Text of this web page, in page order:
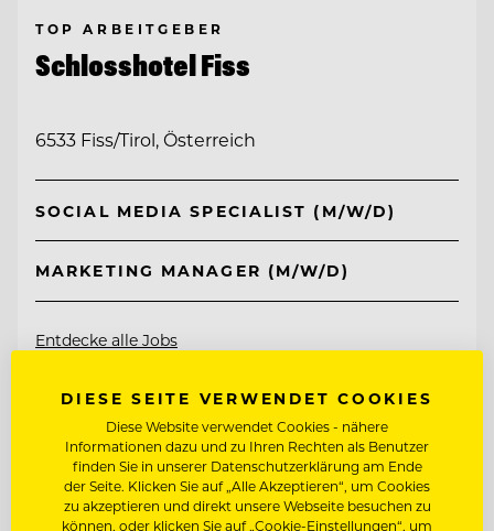
TOP ARBEITGEBER
Schlosshotel Fiss
6533 Fiss/Tirol, Österreich
SOCIAL MEDIA SPECIALIST (M/W/D)
MARKETING MANAGER (M/W/D)
Entdecke alle Jobs
DIESE SEITE VERWENDET COOKIES
Diese Website verwendet Cookies - nähere
Informationen dazu und zu Ihren Rechten als Benutzer
finden Sie in unserer Datenschutzerklärung am Ende
der Seite. Klicken Sie auf „Alle Akzeptieren“, um Cookies
zu akzeptieren und direkt unsere Webseite besuchen zu
können, oder klicken Sie auf „Cookie-Einstellungen“, um